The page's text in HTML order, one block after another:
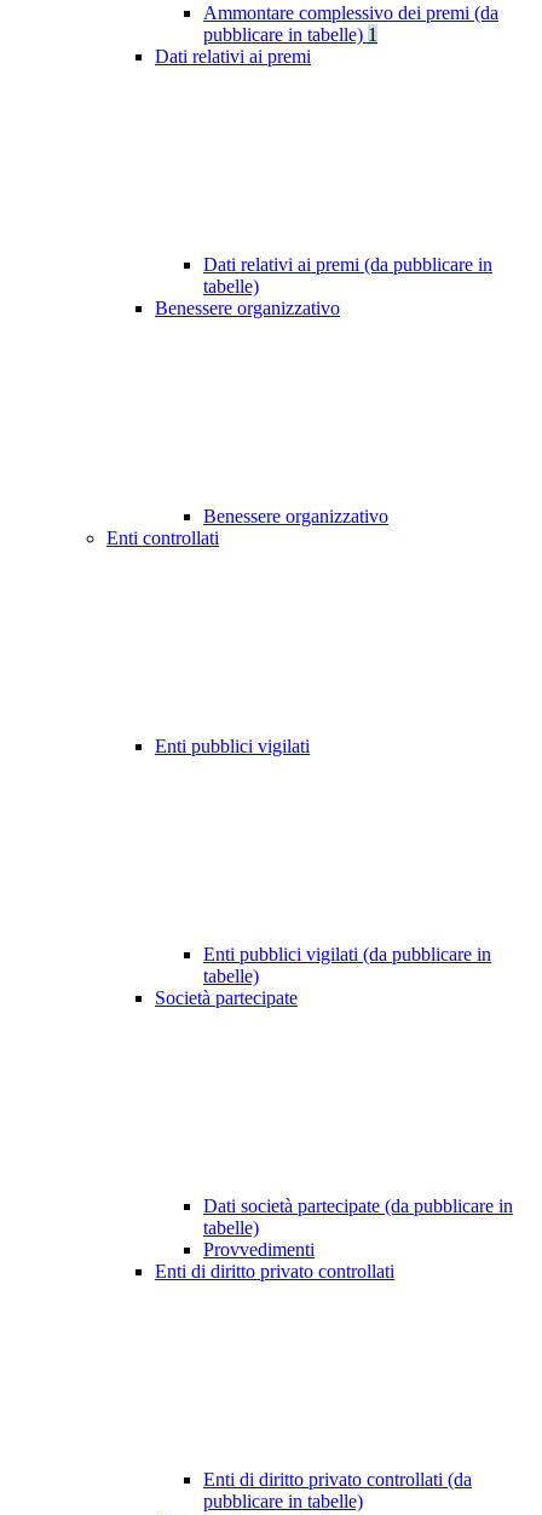
Ammontare complessivo dei premi (da
pubblicare in tabelle) 1
Dati relativi ai premi
Dati relativi ai premi (da pubblicare in
tabelle)
Benessere organizzativo
Benessere organizzativo
Enti controllati
Enti pubblici vigilati
Enti pubblici vigilati (da pubblicare in
tabelle)
Società partecipate
Dati società partecipate (da pubblicare in
tabelle)
Provvedimenti
Enti di diritto privato controllati
Enti di diritto privato controllati (da
pubblicare in tabelle)